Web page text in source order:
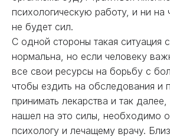
психологическую работу, и ни на
не будет сил.
С одной стороны такая ситуация
нормальна, но если человеку
все свои ресурсы на борьбу с
чтобы ездить на обследования и
принимать лекарства и так
нашел на это силы, необходимо
психологу и лечащему врачу.